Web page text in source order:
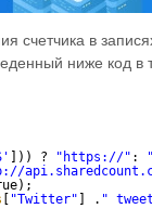
счетчика в
ниже код в
])) ? " https://" : "
"Twitter" ] . "